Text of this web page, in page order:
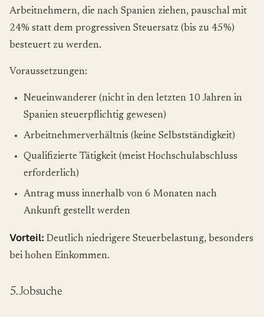
Arbeitnehmern, die nach Spanien ziehen, pauschal mit
24% statt dem progressiven Steuersatz (bis zu 45%)
besteuert zu werden.
Voraussetzungen:
Neueinwanderer (nicht in den letzten 10 Jahren in
Spanien steuerpflichtig gewesen)
Arbeitnehmerverhältnis (keine Selbstständigkeit)
Qualifizierte Tätigkeit (meist Hochschulabschluss
erforderlich)
Antrag muss innerhalb von 6 Monaten nach
Ankunft gestellt werden
Vorteil: Deutlich niedrigere Steuerbelastung, besonders
bei hohen Einkommen.
5. Jobsuche